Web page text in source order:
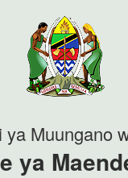
ya Muungano
ya